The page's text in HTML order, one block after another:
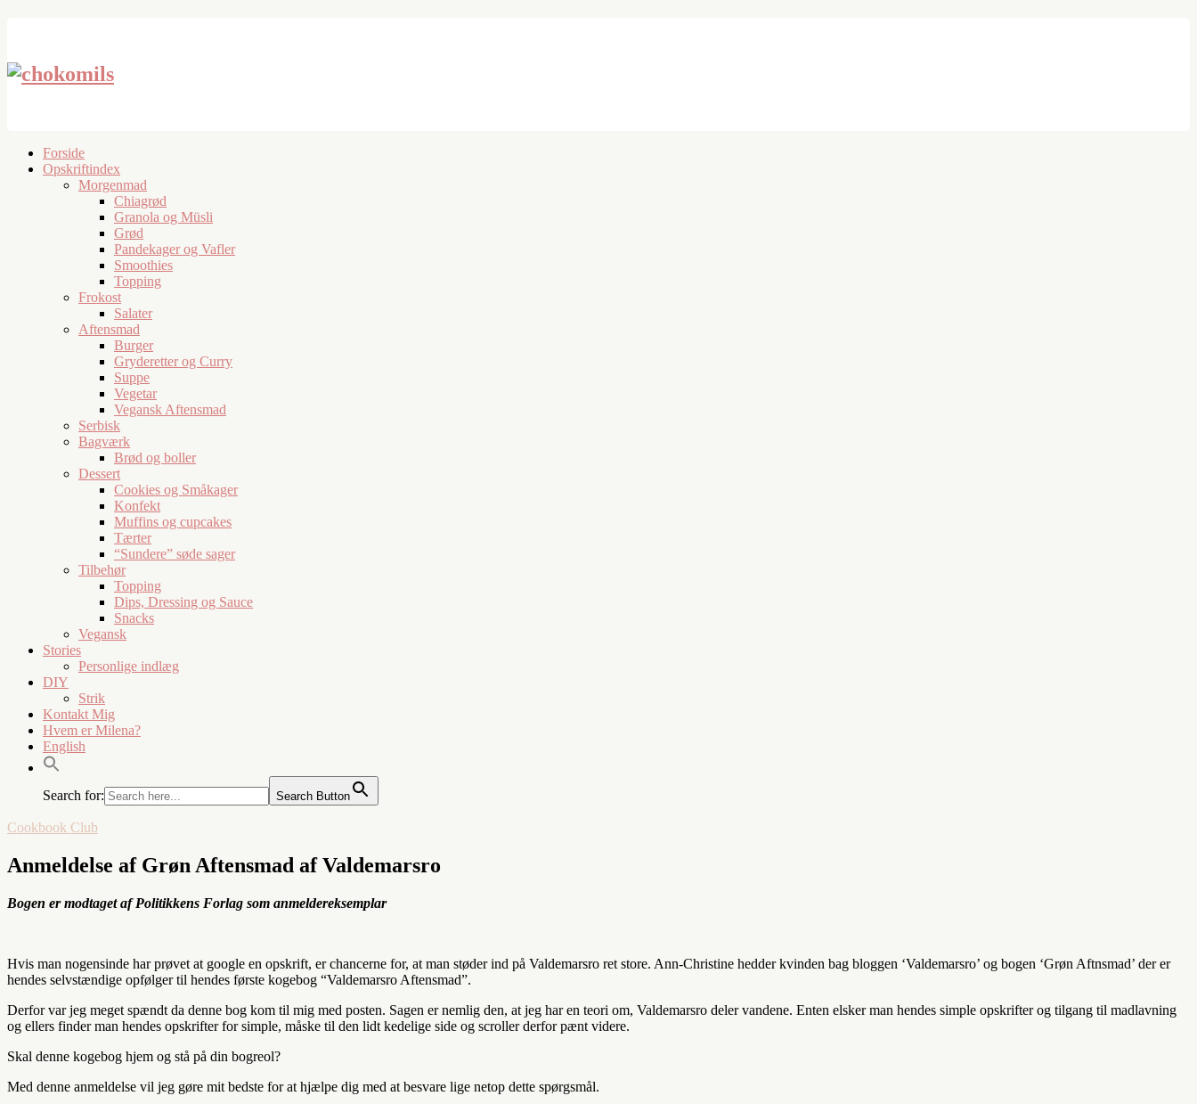
Forside
Opskriftindex
Morgenmad
Chiagrød
Granola og Müsli
Grød
Pandekager og Vafler
Smoothies
Topping
Frokost
Salater
Aftensmad
Burger
Gryderetter og Curry
Suppe
Vegetar
Vegansk Aftensmad
Serbisk
Bagværk
Brød og boller
Dessert
Cookies og Småkager
Konfekt
Muffins og cupcakes
Tærter
“Sundere” søde sager
Tilbehør
Topping
Dips, Dressing og Sauce
Snacks
Vegansk
Stories
Personlige indlæg
DIY
Strik
Kontakt Mig
Hvem er Milena?
English
Search for: Search Button
Cookbook Club
Anmeldelse af Grøn Aftensmad af Valdemarsro
Bogen er modtaget af Politikkens Forlag som anmeldereksemplar
Hvis man nogensinde har prøvet at google en opskrift, er chancerne for, at man støder ind på Valdemarsro ret store. Ann-Christine hedder kvinden bag bloggen ‘Valdemarsro’ og bogen ‘Grøn Aftnsmad’ der er
hendes selvstændige opfølger til hendes første kogebog “Valdemarsro Aftensmad”.
Derfor var jeg meget spændt da denne bog kom til mig med posten. Sagen er nemlig den, at jeg har en teori om, Valdemarsro deler vandene. Enten elsker man hendes simple opskrifter og tilgang til madlavning
og ellers finder man hendes opskrifter for simple, måske til den lidt kedelige side og scroller derfor pænt videre.
Skal denne kogebog hjem og stå på din bogreol?
Med denne anmeldelse vil jeg gøre mit bedste for at hjælpe dig med at besvare lige netop dette spørgsmål.